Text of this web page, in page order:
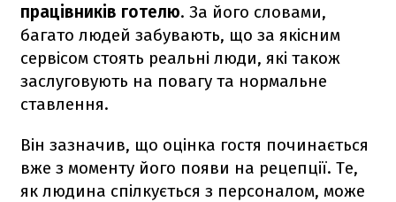
працівників готелю. За його словами,
багато людей забувають, що за якісним
сервісом стоять реальні люди, які також
заслуговують на повагу та нормальне
ставлення.
Він зазначив, що оцінка гостя починається
вже з моменту його появи на рецепції. Те,
як людина спілкується з персоналом, може